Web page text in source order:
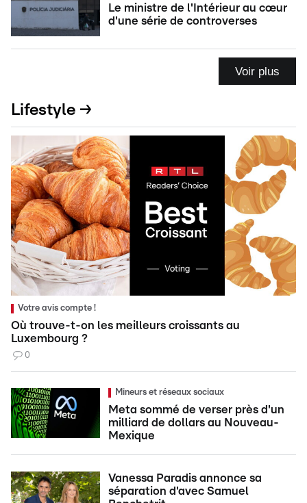
Le ministre de l'Intérieur au cœur
d'une série de controverses
Voir plus
Lifestyle →
Votre avis compte !
Où trouve-t-on les meilleurs croissants au
Luxembourg ?
0
Mineurs et réseaux sociaux
Meta sommé de verser près d'un
milliard de dollars au Nouveau-
Mexique
Vanessa Paradis annonce sa
séparation d'avec Samuel